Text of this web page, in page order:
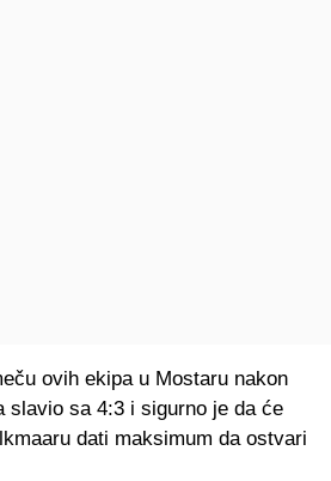
ovih ekipa u Mostaru nakon
slavio sa 4:3 i sigurno je da će
dati maksimum da ostvari